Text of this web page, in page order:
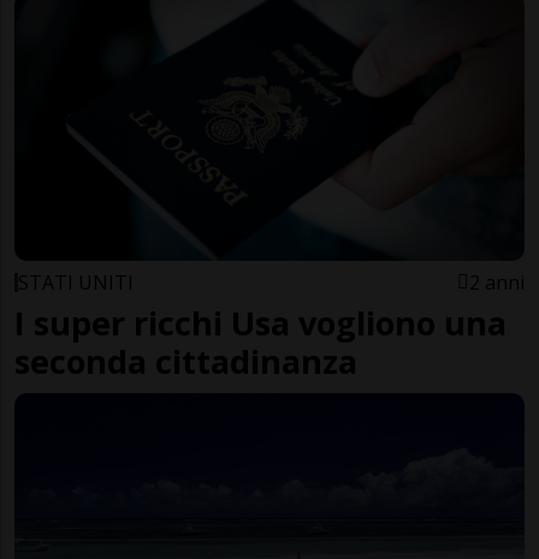
STATI UNITI 2 anni
I super ricchi Usa vogliono una
seconda cittadinanza